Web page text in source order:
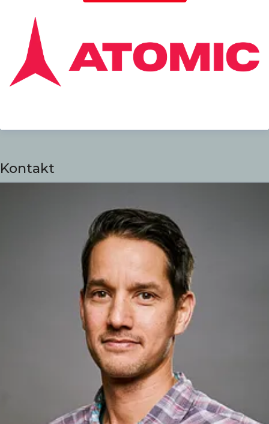
seine Produkte weltweit in 49 Ländern. Mit
ihrer Passion für den Skisport und Innovation
will die Marke den Skisport weiterentwickeln.
Kontakt